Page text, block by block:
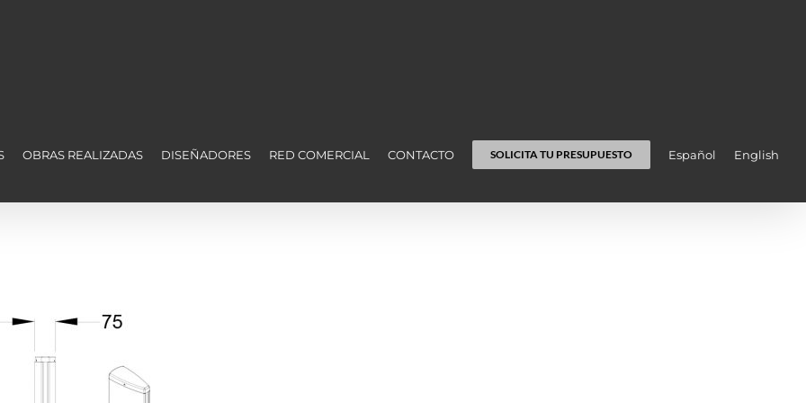
OBRAS REALIZADAS DISEÑADORES RED COMERCIAL CONTACTO SOLICITA TU PRESUPUESTO Español English